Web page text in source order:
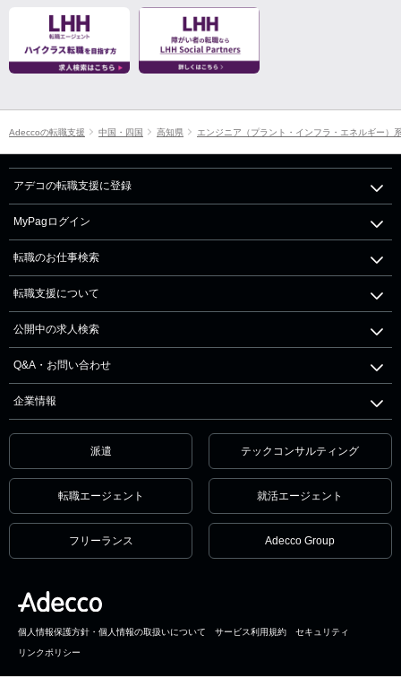
Adeccoの転職支援 中国・四国 高知県 エンジニア（プラント・インフラ・エネルギー）
アデコの転職支援に登録
MyPagログイン
転職のお仕事検索
転職支援について
公開中の求人検索
Q&A・お問い合わせ
企業情報
派遣 テックコンサルティング
転職エージェント 就活エージェント
フリーランス Adecco Group
個人情報保護方針・個人情報の取扱いについて サービス利用規約 セキュリティ
リンクポリシー